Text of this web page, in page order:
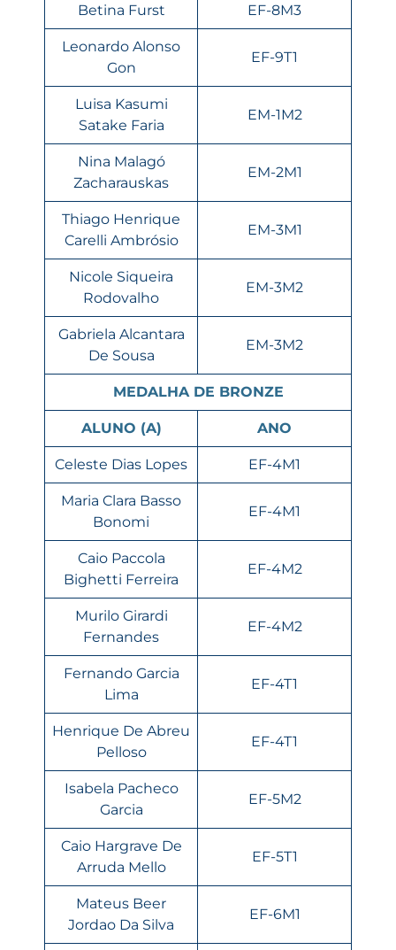
Betina Furst EF-8M3
Leonardo Alonso
Gon
EF-9T1
Luisa Kasumi
Satake Faria
EM-1M2
Nina Malagó
Zacharauskas
EM-2M1
Thiago Henrique
Carelli Ambrósio
EM-3M1
Nicole Siqueira
Rodovalho
EM-3M2
Gabriela Alcantara
De Sousa
EM-3M2
MEDALHA DE BRONZE
ALUNO (A) ANO
Celeste Dias Lopes EF-4M1
Maria Clara Basso
Bonomi
EF-4M1
Caio Paccola
Bighetti Ferreira
EF-4M2
Murilo Girardi
Fernandes
EF-4M2
Fernando Garcia
Lima
EF-4T1
Henrique De Abreu
Pelloso
EF-4T1
Isabela Pacheco
Garcia
EF-5M2
Caio Hargrave De
Arruda Mello
EF-5T1
Mateus Beer
Jordao Da Silva
EF-6M1